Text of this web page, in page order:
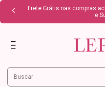
Frete Grátis nas compras
e